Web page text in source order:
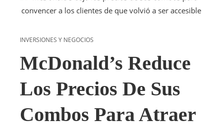
INVERSIONES Y NEGOCIOS
McDonald’s Reduce
Los Precios De Sus
Combos Para Atraer